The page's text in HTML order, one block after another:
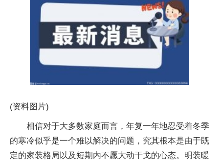
(资料图片)
相信对于大多数家庭而言，年复一年地忍受着冬季
的寒冷似乎是一个难以解决的问题，究其根本是由于既
定的家装格局以及短期内不愿大动干戈的心态。明装暖